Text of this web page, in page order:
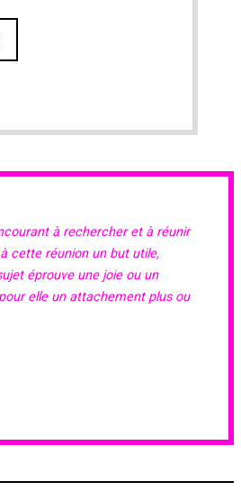
à rechercher et à réunir
cette réunion un but utile,
éprouve une joie ou un
elle un attachement plus ou